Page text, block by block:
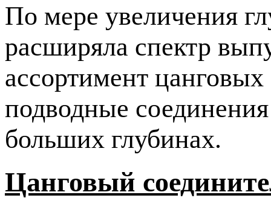
По мере увеличения
расширяла спектр
ассортимент
подводные
больших глубинах.
Цанговый